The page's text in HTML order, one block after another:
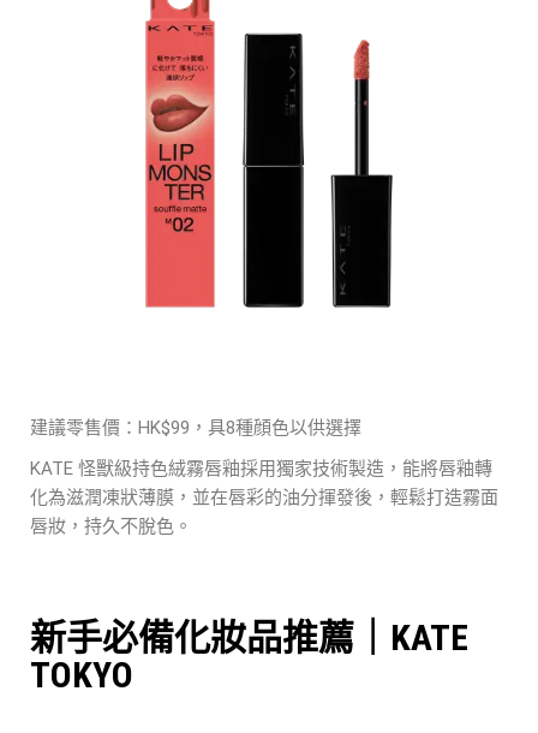
建議零售價：HK$99，具8種顔色以供選擇
KATE 怪獸級持色絨霧唇釉採用獨家技術製造，能將唇釉轉
化為滋潤凍狀薄膜，並在唇彩的油分揮發後，輕鬆打造霧面
唇妝，持久不脫色。
新手必備化妝品推薦｜KATE
TOKYO